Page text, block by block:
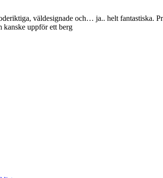
väldesignade och… ja.. helt fantastiska.
uppför ett berg